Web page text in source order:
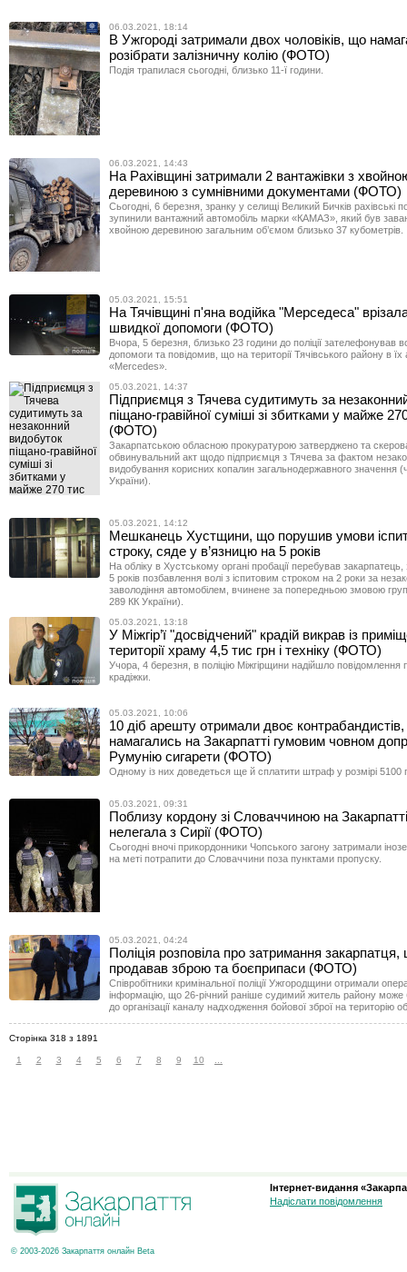
06.03.2021, 18:14
В Ужгороді затримали двох чоловіків, що
розібрати залізничну колію (ФОТО)
Подія трапилася сьогодні, близько 11-ї години.
06.03.2021, 14:43
На Рахівщині затримали 2 вантажівки з
деревиною з сумнівними документами (ФОТО)
Сьогодні, 6 березня, зранку у селищі Великий Бичків рахівські
зупинили вантажний автомобіль марки «КАМАЗ», який був
хвойною деревиною загальним об’ємом близько 37 кубометрів.
05.03.2021, 15:51
На Тячівщині п'яна водійка "Мерседеса"
швидкої допомоги (ФОТО)
Вчора, 5 березня, близько 23 години до поліції зателефонував
допомоги та повідомив, що на території Тячівського району в їх
«Mercedes».
05.03.2021, 14:37
Підприємця з Тячева судитимуть за
піщано-гравійної суміші зі збитками у майже
(ФОТО)
Закарпатською обласною прокуратурою затверджено та
обвинувальний акт щодо підприємця з Тячева за фактом
видобування корисних копалин загальнодержавного значення
України).
05.03.2021, 14:12
Мешканець Хустщини, що порушив умови
строку, сяде у в’язницю на 5 років
На обліку в Хустському органі пробації перебував
5 років позбавлення волі з іспитовим строком на 2 роки за
заволодіння автомобілем, вчинене за попередньою змовою
289 КК України).
05.03.2021, 13:18
У Міжгір’ї "досвідчений" крадій викрав із
території храму 4,5 тис грн і техніку (ФОТО)
Учора, 4 березня, в поліцію Міжгірщини надійшло повідомлення
крадіжки.
05.03.2021, 10:06
10 діб арешту отримали двоє контрабандистів,
намагались на Закарпатті гумовим човном
Румунію сигарети (ФОТО)
Одному із них доведеться ще й сплатити штраф у розмірі 5100
05.03.2021, 09:31
Поблизу кордону зі Словаччиною на
нелегала з Сирії (ФОТО)
Сьогодні вночі прикордонники Чопського загону затримали
на меті потрапити до Словаччини поза пунктами пропуску.
05.03.2021, 04:24
Поліція розповіла про затримання закарпатця,
продавав зброю та боєприпаси (ФОТО)
Співробітники кримінальної поліції Ужгородщини отримали
інформацію, що 26-річний раніше судимий житель району може
до організації каналу надходження бойової зброї на територію
Сторінка 318 з 1891
1 2 3 4 5 6 7 8 9 10
© 2003-2026 Закарпаття онлайн Beta
Інтернет-видання
Надіслати повідомлення